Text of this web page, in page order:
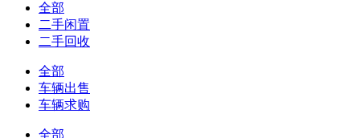
全部
二手闲置
二手回收
全部
车辆出售
车辆求购
全部